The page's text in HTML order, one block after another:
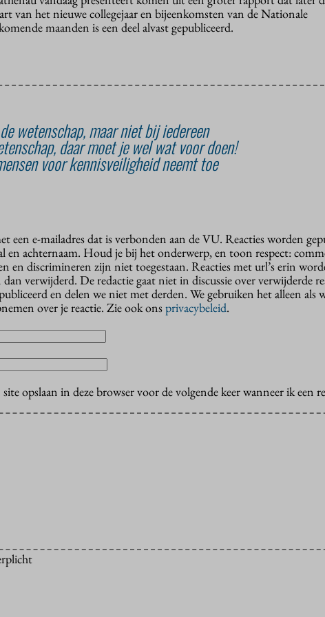
van het nieuwe collegejaar en bijeenkomsten van de Nationale
maanden is een deel alvast gepubliceerd.
wetenschap, maar niet bij iedereen
daar moet je wel wat voor doen!
voor kennisveiligheid neemt toe
een e-mailadres dat is verbonden aan de VU. Reacties worden
en achternaam. Houd je bij het onderwerp, en toon respect:
en discrimineren zijn niet toegestaan. Reacties met url’s erin
verwijderd. De redactie gaat niet in discussie over verwijderde
en delen we niet met derden. We gebruiken het alleen als
over je reactie. Zie ook onsprivacybeleid.
opslaan in deze browser voor de volgende keer wanneer ik een